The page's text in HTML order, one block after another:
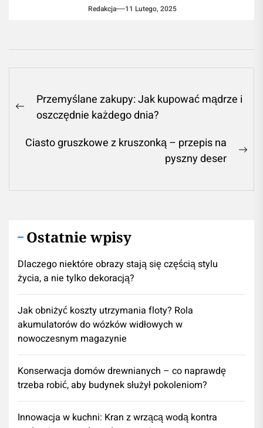
Redakcja 11 Lutego, 2025
Nawigacja
wpisu
Previous
Przemyślane zakupy: Jak kupować mądrze i
oszczędnie każdego dnia?
Ciasto gruszkowe z kruszonką – przepis na
pyszny deser
Ostatnie wpisy
Dlaczego niektóre obrazy stają się częścią stylu
życia, a nie tylko dekoracją?
Jak obniżyć koszty utrzymania floty? Rola
akumulatorów do wózków widłowych w
nowoczesnym magazynie
Konserwacja domów drewnianych – co naprawdę
trzeba robić, aby budynek służył pokoleniom?
Innowacja w kuchni: Kran z wrzącą wodą kontra